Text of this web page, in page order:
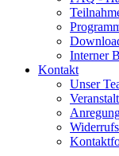
Interner
Kontakt
Unser